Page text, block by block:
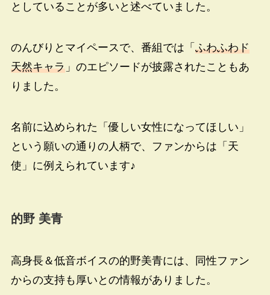
としていることが多いと述べていました。
のんびりとマイペースで、番組では「 ふわふわド
天然キャラ」のエピソードが披露されたこともあ
りました。
名前に込められた「優しい女性になってほしい」
という願いの通りの人柄で、ファンからは「天
使」に例えられています♪
的野 美青
高身長＆低音ボイスの的野美青には、同性ファン
からの支持も厚いとの情報がありました。